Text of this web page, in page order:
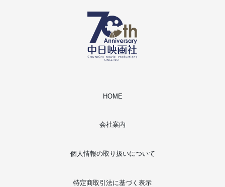
HOME
会社案内
個人情報の取り扱いについて
特定商取引法に基づく表示